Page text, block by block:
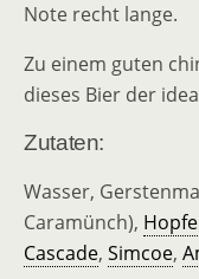
Note recht lange.
Zu einem guten
dieses Bier der
Zutaten:
Wasser,
Caramünch),
Cascade, Simcoe,